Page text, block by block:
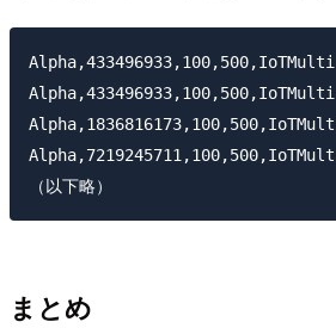
まとめ